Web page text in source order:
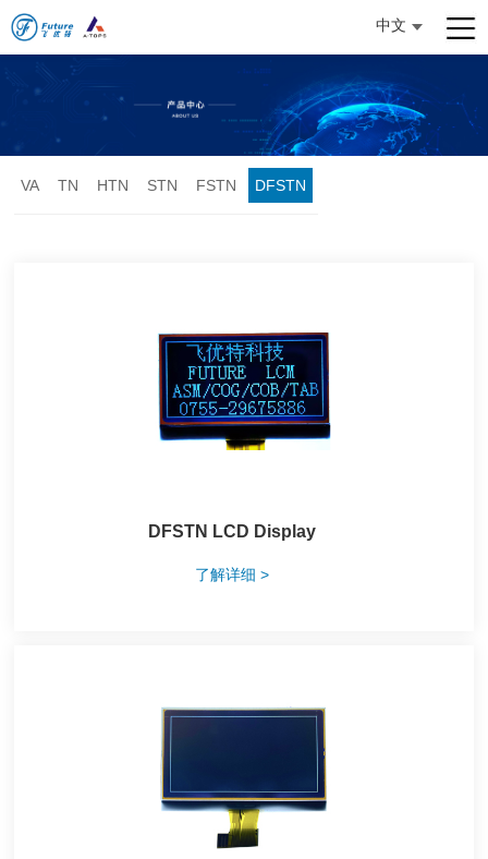
中文
English
日本語
VA TN HTN STN FSTN DFSTN
DFSTN LCD Display
了解详细 >